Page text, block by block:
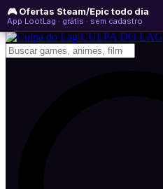
🎮 Ofertas Steam/Epic todo dia
App LootLag · grátis · sem cadastro
sexta-feira, 07 de agosto de 2026
Newsletter
CULPA DO LAG